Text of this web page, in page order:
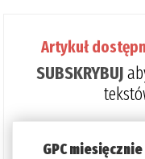
Artykuł
SUBSKRYBUJ
GPC miesięcznie